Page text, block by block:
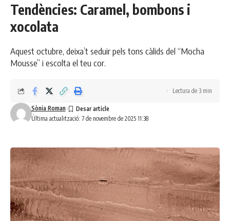
Tendències: Caramel, bombons i
xocolata
Aquest octubre, deixa’t seduir pels tons càlids del “Mocha
Mousse” i escolta el teu cor.
Última actualització: 7 de novembre de 2025 11:38
Sònia Roman
Lectura de 3 min